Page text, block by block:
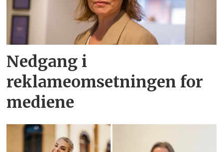
Nedgang i
reklameomsetningen for
mediene